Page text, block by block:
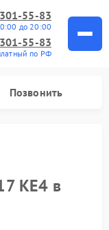
55-83
до 20:00
55-83
по РФ
Позвонить
KE4 в